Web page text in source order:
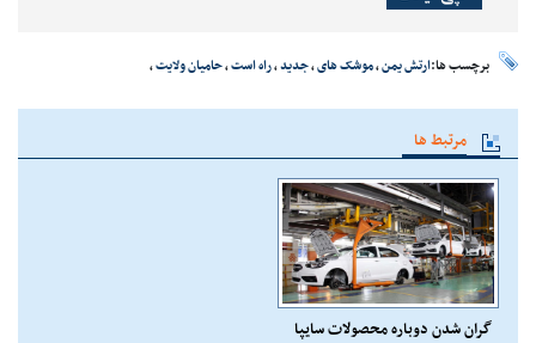
برچسب ها:ارتش یمن،موشک های،جدید،راه است،حامیان ولایت،
مرتبط ها
گران شدن دوباره محصولات سایپا